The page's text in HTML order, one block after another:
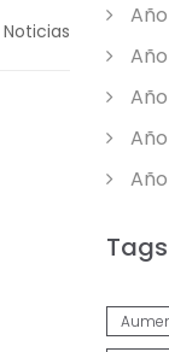
Noticias
Año